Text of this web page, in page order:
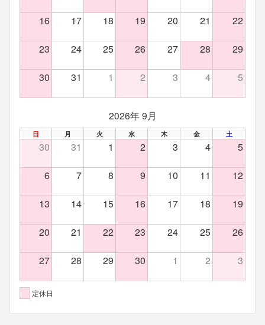
16 17 18 19 20 21 22
23 24 25 26 27 28 29
30 31 1 2 3 4 5
2026年 9月
日 月 火 水 木 金 土
30 31 1 2 3 4 5
6 7 8 9 10 11 12
13 14 15 16 17 18 19
20 21 22 23 24 25 26
27 28 29 30 1 2 3
定休日